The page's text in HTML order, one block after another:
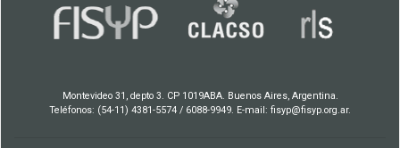
Montevideo 31, depto 3. CP 1019ABA. Buenos Aires, Argentina.
Teléfonos: (54-11) 4381-5574 / 6088-9949. E-mail: fisyp@fisyp.org.ar.